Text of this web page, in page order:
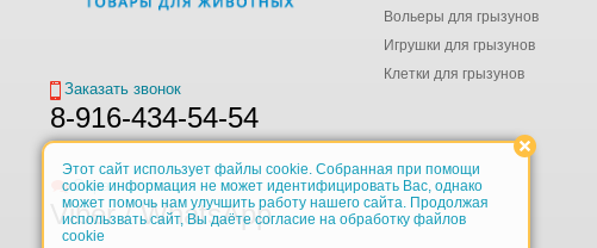
Заказать звонок
8-916-434-54-54
Обратная связь
Viber / WhatsApp
Вольеры для грызунов
Игрушки для грызунов
Клетки для грызунов
Этот сайт использует файлы cookie. Собранная при помощи
cookie информация не может идентифицировать Вас, однако
может помочь нам улучшить работу нашего сайта. Продолжая
использвать сайт, Вы даёте согласие на обработку файлов
cookie